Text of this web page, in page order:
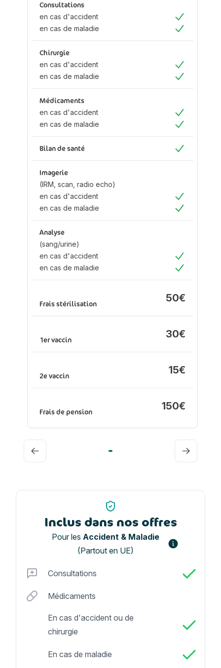
Consultations
en cas d'accident
en cas de maladie
Oui
Oui
Chirurgie
en cas d'accident
en cas de maladie
Oui
Oui
Médicaments
en cas d'accident
en cas de maladie
Oui
Oui
Bilan de santé
Oui
Imagerie
(IRM, scan, radio echo)
en cas d'accident
en cas de maladie
Oui
Oui
Analyse
(sang/urine)
en cas d'accident
en cas de maladie
Oui
Oui
Frais stérilisation 50€
1er vaccin 30€
2e vaccin 15€
Frais de pension 150€
Précédent Suivant
Inclus dans nos offres
Pour les Accident & Maladie
(Partout en UE)
Consultations
Médicaments
En cas d'accident ou de
chirurgie
En cas de maladie